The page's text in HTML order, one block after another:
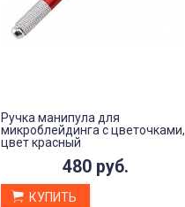
Ручка манипула для
микроблейдинга с цветочками,
цвет красный
480 руб.
КУПИТЬ